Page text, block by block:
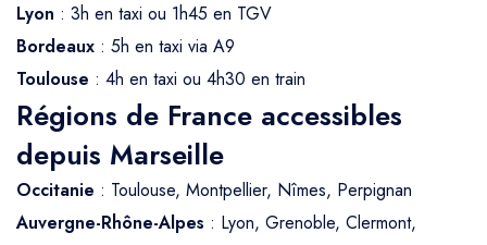
Lyon : 3h en taxi ou 1h45 en TGV
Bordeaux : 5h en taxi via A9
Toulouse : 4h en taxi ou 4h30 en train
Régions de France accessibles
depuis Marseille
Occitanie : Toulouse, Montpellier, Nîmes, Perpignan
Auvergne-Rhône-Alpes : Lyon, Grenoble, Clermont,